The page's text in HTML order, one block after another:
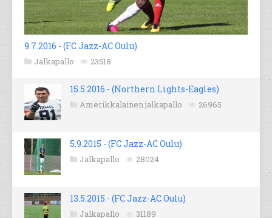
9.7.2016 - (FC Jazz-AC Oulu)
Jalkapallo 23518
15.5.2016 - (Northern Lights-Eagles)
Amerikkalainen jalkapallo 26965
5.9.2015 - (FC Jazz-AC Oulu)
Jalkapallo 28024
13.5.2015 - (FC Jazz-AC Oulu)
Jalkapallo 31189